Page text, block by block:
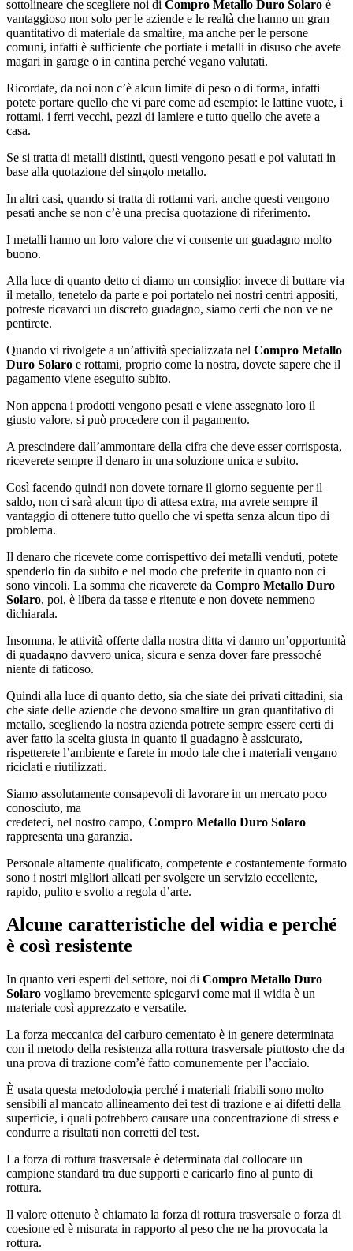
sottolineare che scegliere noi di Compro Metallo Duro Solaro è
vantaggioso non solo per le aziende e le realtà che hanno un gran
quantitativo di materiale da smaltire, ma anche per le persone
comuni, infatti è sufficiente che portiate i metalli in disuso che avete
magari in garage o in cantina perché vegano valutati.
Ricordate, da noi non c’è alcun limite di peso o di forma, infatti
potete portare quello che vi pare come ad esempio: le lattine vuote, i
rottami, i ferri vecchi, pezzi di lamiere e tutto quello che avete a
casa.
Se si tratta di metalli distinti, questi vengono pesati e poi valutati in
base alla quotazione del singolo metallo.
In altri casi, quando si tratta di rottami vari, anche questi vengono
pesati anche se non c’è una precisa quotazione di riferimento.
I metalli hanno un loro valore che vi consente un guadagno molto
buono.
Alla luce di quanto detto ci diamo un consiglio: invece di buttare via
il metallo, tenetelo da parte e poi portatelo nei nostri centri appositi,
potreste ricavarci un discreto guadagno, siamo certi che non ve ne
pentirete.
Quando vi rivolgete a un’attività specializzata nel Compro Metallo
Duro Solaro e rottami, proprio come la nostra, dovete sapere che il
pagamento viene eseguito subito.
Non appena i prodotti vengono pesati e viene assegnato loro il
giusto valore, si può procedere con il pagamento.
A prescindere dall’ammontare della cifra che deve esser corrisposta,
riceverete sempre il denaro in una soluzione unica e subito.
Così facendo quindi non dovete tornare il giorno seguente per il
saldo, non ci sarà alcun tipo di attesa extra, ma avrete sempre il
vantaggio di ottenere tutto quello che vi spetta senza alcun tipo di
problema.
Il denaro che ricevete come corrispettivo dei metalli venduti, potete
spenderlo fin da subito e nel modo che preferite in quanto non ci
sono vincoli. La somma che ricaverete da Compro Metallo Duro
Solaro, poi, è libera da tasse e ritenute e non dovete nemmeno
dichiarala.
Insomma, le attività offerte dalla nostra ditta vi danno un’opportunità
di guadagno davvero unica, sicura e senza dover fare pressoché
niente di faticoso.
Quindi alla luce di quanto detto, sia che siate dei privati cittadini, sia
che siate delle aziende che devono smaltire un gran quantitativo di
metallo, scegliendo la nostra azienda potrete sempre essere certi di
aver fatto la scelta giusta in quanto il guadagno è assicurato,
rispetterete l’ambiente e farete in modo tale che i materiali vengano
riciclati e riutilizzati.
Siamo assolutamente consapevoli di lavorare in un mercato poco
conosciuto, ma
credeteci, nel nostro campo, Compro Metallo Duro Solaro
rappresenta una garanzia.
Personale altamente qualificato, competente e costantemente formato
sono i nostri migliori alleati per svolgere un servizio eccellente,
rapido, pulito e svolto a regola d’arte.
Alcune caratteristiche del widia e perché
è così resistente
In quanto veri esperti del settore, noi di Compro Metallo Duro
Solaro vogliamo brevemente spiegarvi come mai il widia è un
materiale così apprezzato e versatile.
La forza meccanica del carburo cementato è in genere determinata
con il metodo della resistenza alla rottura trasversale piuttosto che da
una prova di trazione com’è fatto comunemente per l’acciaio.
È usata questa metodologia perché i materiali friabili sono molto
sensibili al mancato allineamento dei test di trazione e ai difetti della
superficie, i quali potrebbero causare una concentrazione di stress e
condurre a risultati non corretti del test.
La forza di rottura trasversale è determinata dal collocare un
campione standard tra due supporti e caricarlo fino al punto di
rottura.
Il valore ottenuto è chiamato la forza di rottura trasversale o forza di
coesione ed è misurata in rapporto al peso che ne ha provocata la
rottura.